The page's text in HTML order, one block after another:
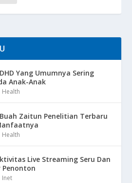
Yang Umumnya Sering
Anak-Anak
Health
Zaitun Penelitian Terbaru
Health
Live Streaming Seru Dan
Penonton
Inet